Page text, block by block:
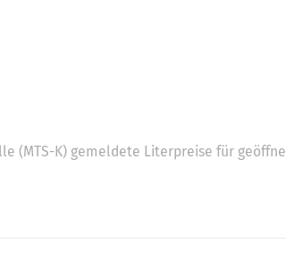
(MTS-K) gemeldete Literpreise für